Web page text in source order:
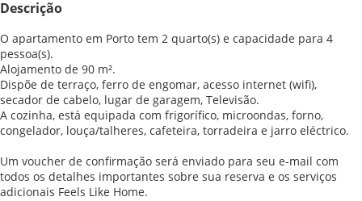
Descrição
O apartamento em Porto tem 2 quarto(s) e capacidade para 4
pessoa(s).
Alojamento de 90 m².
Dispõe de terraço, ferro de engomar, acesso internet (wifi),
secador de cabelo, lugar de garagem, Televisão.
A cozinha, está equipada com frigorífico, microondas, forno,
congelador, louça/talheres, cafeteira, torradeira e jarro eléctrico.
Um voucher de confirmação será enviado para seu e-mail com
todos os detalhes importantes sobre sua reserva e os serviços
adicionais Feels Like Home.